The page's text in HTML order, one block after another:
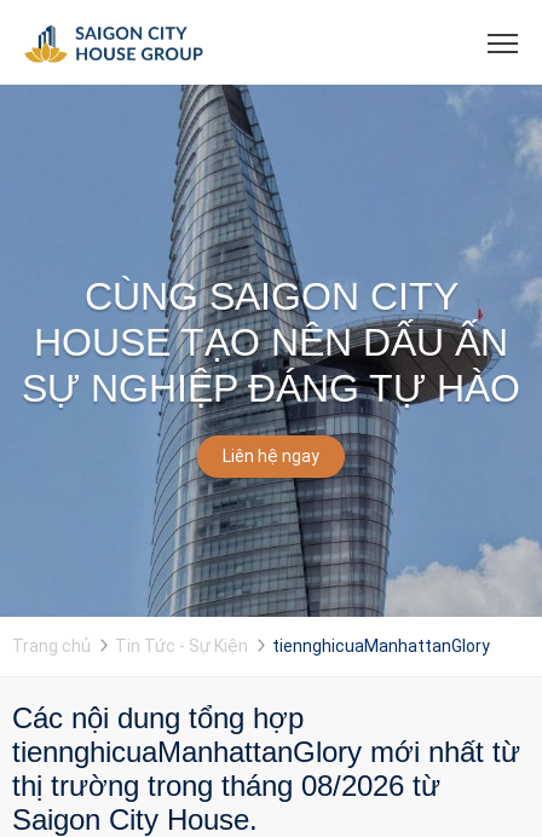
CÙNG SAIGON CITY
HOUSE TẠO NÊN DẤU ẤN
SỰ NGHIỆP ĐÁNG TỰ HÀO
Liên hệ ngay
Trang chủ Tin Tức - Sự Kiện tiennghicuaManhattanGlory
Các nội dung tổng hợp
tiennghicuaManhattanGlory mới nhất từ
thị trường trong tháng 08/2026 từ
Saigon City House.